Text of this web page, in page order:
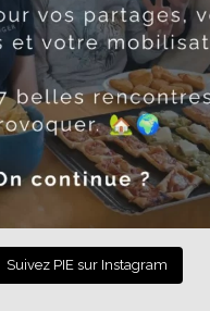
Suivez PIE sur Instagram